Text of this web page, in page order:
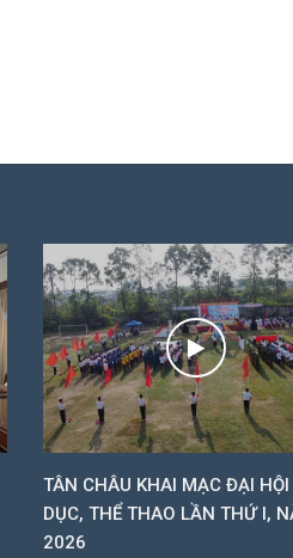
TÂN CHÂU KHAI MẠC ĐẠI HỘI
DỤC, THỂ THAO LẦN THỨ I,
2026